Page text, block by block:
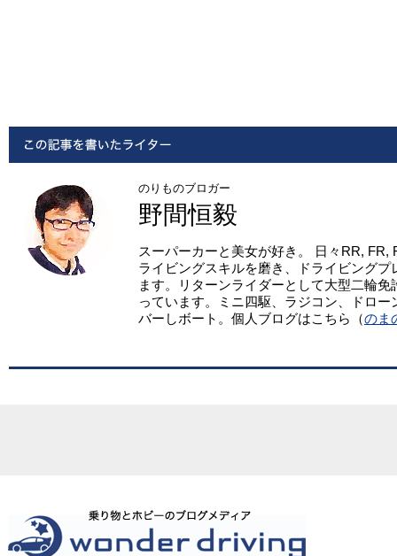
のりものブロガー
野間恒毅
スーパーカーと美女が好き。 日々RR, FR,
ライビングスキルを磨き、ドライビングプ
ます。リターンライダーとして大型二輪
っています。ミニ四駆、ラジコン、ドロ
バーしボート。個人ブログはこちら（のま